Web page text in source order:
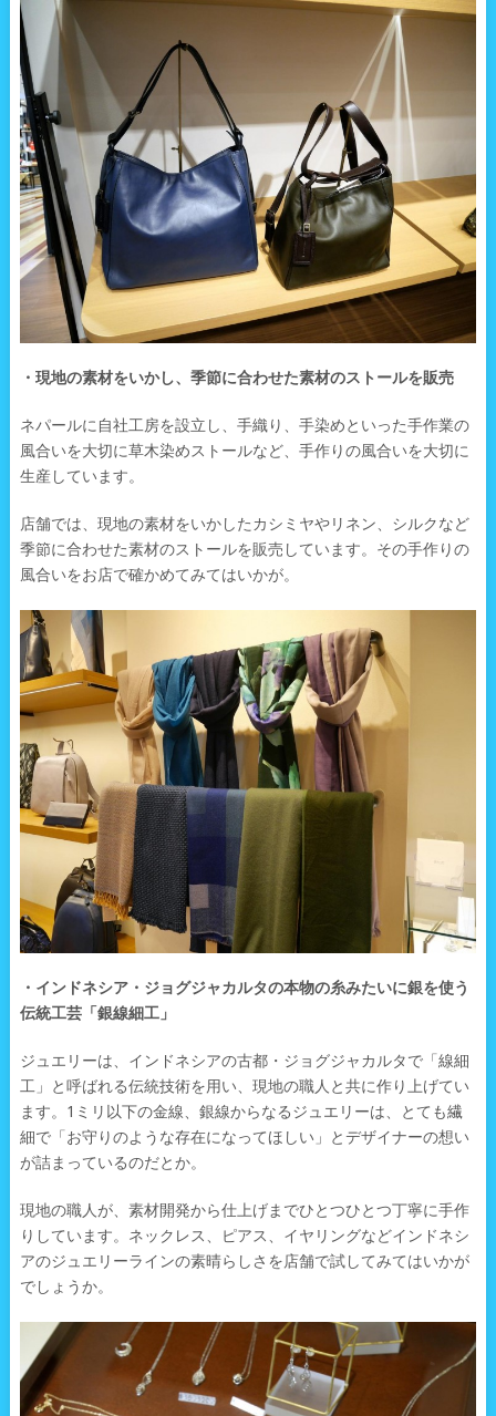
・現地の素材をいかし、季節に合わせた素材のストールを販売
ネパールに自社工房を設立し、手織り、手染めといった手作業の
風合いを大切に草木染めストールなど、手作りの風合いを大切に
生産しています。
店舗では、現地の素材をいかしたカシミヤやリネン、シルクなど
季節に合わせた素材のストールを販売しています。その手作りの
風合いをお店で確かめてみてはいかが。
・インドネシア・ジョグジャカルタの本物の糸みたいに銀を使う
伝統工芸「銀線細工」
ジュエリーは、インドネシアの古都・ジョグジャカルタで「線細
工」と呼ばれる伝統技術を用い、現地の職人と共に作り上げてい
ます。1ミリ以下の金線、銀線からなるジュエリーは、とても繊
細で「お守りのような存在になってほしい」とデザイナーの想い
が詰まっているのだとか。
現地の職人が、素材開発から仕上げまでひとつひとつ丁寧に手作
りしています。ネックレス、ピアス、イヤリングなどインドネシ
アのジュエリーラインの素晴らしさを店舗で試してみてはいかが
でしょうか。